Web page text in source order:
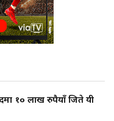
१० लाख रुपैयाँ जिते यी